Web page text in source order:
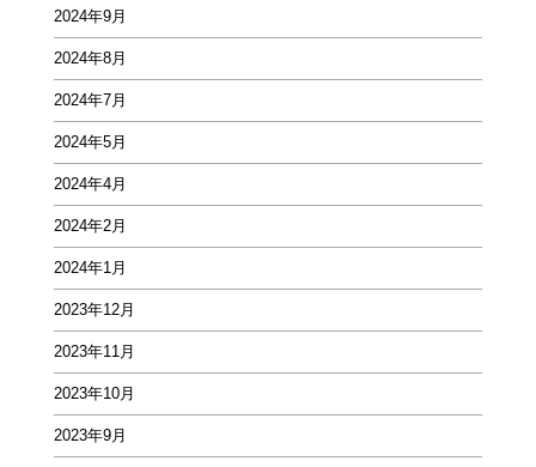
2024年9月
2024年8月
2024年7月
2024年5月
2024年4月
2024年2月
2024年1月
2023年12月
2023年11月
2023年10月
2023年9月